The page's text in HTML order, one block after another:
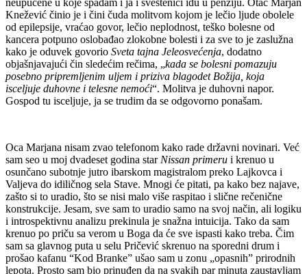
Knežević činio je i čini čuda molitvom kojom je lečio ljude obolele
od epilepsije, vraćao govor, lečio neplodnost, teško bolesne od
kancera potpuno oslobađao zlokobne bolesti i za sve to je zaslužna
kako je oduvek govorio Sveta tajna Jeleosvećenja, dodatno
objašnjavajući čin sledećim rečima, „kada se bolesni pomazuju
posebno pripremljenim uljem i priziva blagodet Božija, koja
isceljuje duhovne i telesne nemoći“. Molitva je duhovni napor.
Gospod tu isceljuje, ja se trudim da se odgovorno ponašam.
Oca Marjana nisam zvao telefonom kako rade državni novinari. Već
sam seo u moj dvadeset godina star Nissan primeru i krenuo u
osunčano subotnje jutro ibarskom magistralom preko Lajkovca i
Valjeva do idiličnog sela Stave. Mnogi će pitati, pa kako bez najave,
zašto si to uradio, što se nisi malo više raspitao i slične rečenične
konstrukcije. Jesam, sve sam to uradio samo na svoj način, ali logiku
i introspektivnu analizu prekinula je snažna intuicija. Tako da sam
krenuo po priču sa verom u Boga da će sve ispasti kako treba. Čim
sam sa glavnog puta u selu Pričević skrenuo na sporedni drum i
prošao kafanu “Kod Branke” ušao sam u zonu „opasnih” prirodnih
lepota. Prosto sam bio prinuđen da na svakih par minuta zaustavljam